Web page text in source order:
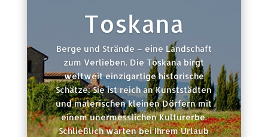
Toskana
Berge und Strände – eine Landschaft
zum Verlieben. Die Toskana birgt
weltweit einzigartige historische
Schätze: Sie ist reich an Kunststädten
und malerischen kleinen Dörfern mit
einem unermesslichen Kulturerbe.
Schließlich warten bei Ihrem Urlaub